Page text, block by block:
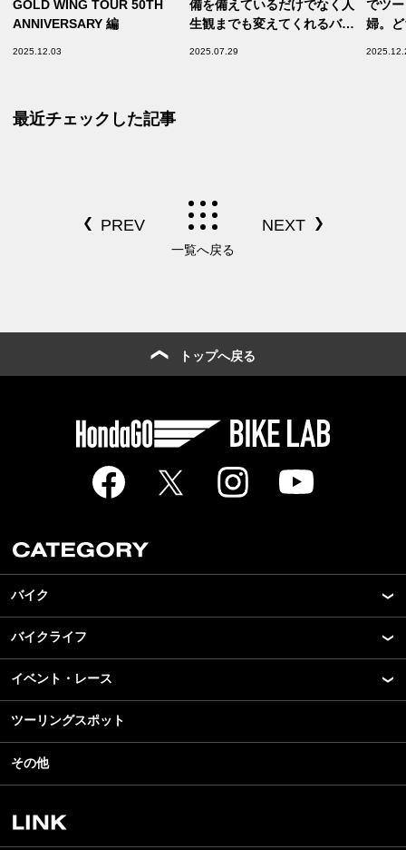
GOLD WING TOUR 50TH
ANNIVERSARY 編
2025.12.03
備を備えているだけでなく人
生観までも変えてくれるバイ
2025.07.29
でツ
婦。
最近チェックした記事
一覧へ戻る
トップへ戻る
バイク
New Model Show
モデル情報
カスタマイズパーツ
テクノロジー
名車・旧車
ビジネス
バイクライフ
アプリ
ライディングギア
ツーリング
アウトドア
レンタルバイク
イベント・レース
モータースポーツ
イベント
スクール・レッスン
ツーリングスポット
その他